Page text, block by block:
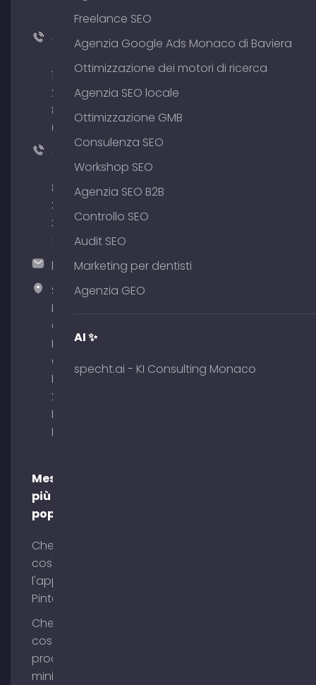
+49
176
204
801
64
+49
89
380
375
hallo@timospecht.de
Specht
Marketing
GmbH –
Palais am
Obelisk
Briennerstr.
29 80333
Monaco di
Baviera
Messaggi
più
popolari
Che
cos'è
l'app
Pinterest?
Che
cos'è il
process
mining?
Freelance SEO
Agenzia Google Ads Monaco di Baviera
Ottimizzazione dei motori di ricerca
Agenzia SEO locale
Ottimizzazione GMB
Consulenza SEO
Workshop SEO
Agenzia SEO B2B
Controllo SEO
Audit SEO
Marketing per dentisti
Agenzia GEO
AI ✨
specht.ai - KI Consulting Monaco